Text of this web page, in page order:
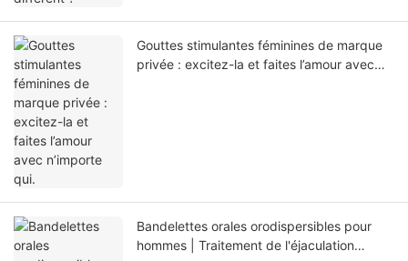
Gouttes stimulantes féminines de marque
privée : excitez-la et faites l’amour avec
Bandelettes orales orodispersibles pour
hommes | Traitement de l'éjaculation